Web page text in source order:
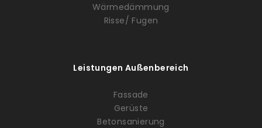
Wärmedämmung
Risse/ Fugen
Leistungen Außenbereich
Fassade
Gerüste
Betonsanierung